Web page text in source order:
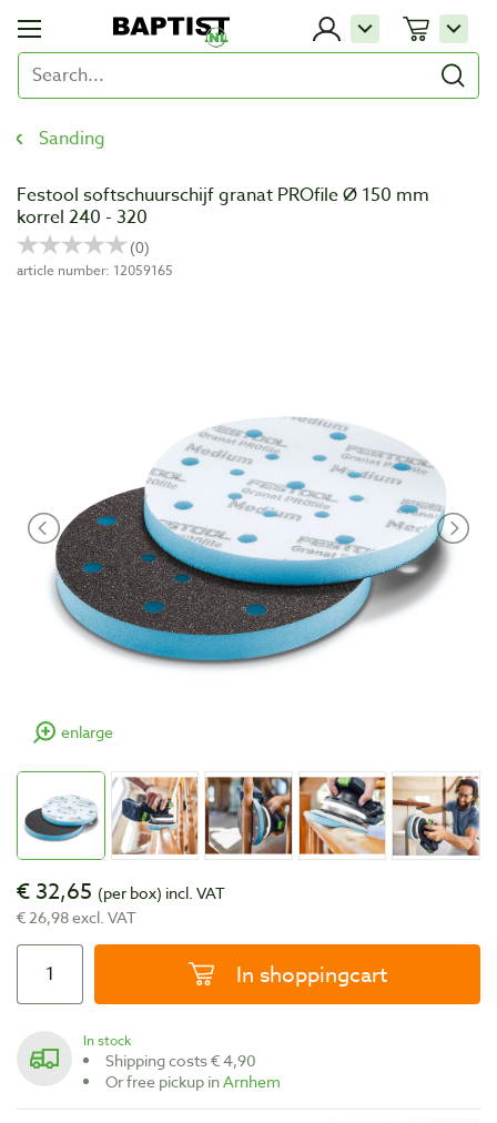
Sanding
Festool softschuurschijf granat PROfile Ø 150 mm
korrel 240 - 320
article number: 12059165
enlarge
€ 32,65 (per box) incl. VAT
€ 26,98 excl. VAT
In shoppingcart
In stock
Shipping costs € 4,90
Or free pickup inArnhem